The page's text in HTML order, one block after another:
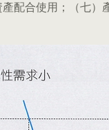
配合使用；（七）